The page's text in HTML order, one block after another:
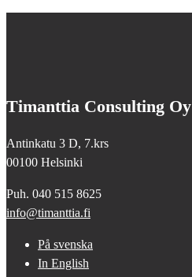
Timanttia Consulting Oy
Antinkatu 3 D, 7.krs
00100 Helsinki
Puh. 040 515 8625
info@timanttia.fi
På svenska
In English